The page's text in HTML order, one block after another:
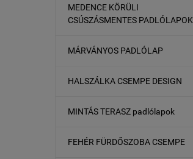
MEDENCE KÖRÜLI
CSÚSZÁSMENTES PADLÓLAPOK
MÁRVÁNYOS PADLÓLAP
HALSZÁLKA CSEMPE DESIGN
MINTÁS TERASZ padlólapok
FEHÉR FÜRDŐSZOBA CSEMPE